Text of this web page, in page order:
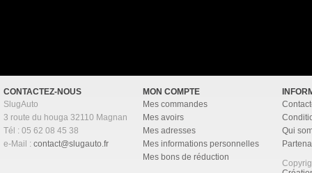
CONTACTEZ-NOUS
SlugAuto
3 route du houga 32110 Magnan
Tél : 05 62 08 45 38
e-Mail : contact@slugauto.fr
MON COMPTE
Mes commandes
Mes avoirs
Mes adresses
Mes informations personnelles
Mes bons de réduction
Qui